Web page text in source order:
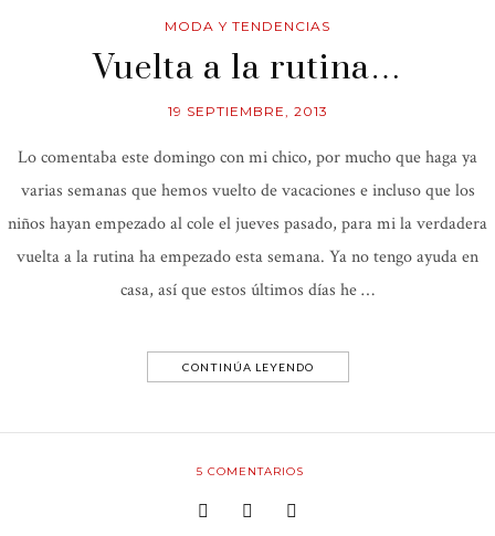
MODA Y TENDENCIAS
Vuelta a la rutina…
19 SEPTIEMBRE, 2013
Lo comentaba este domingo con mi chico, por mucho que haga ya
varias semanas que hemos vuelto de vacaciones e incluso que los
niños hayan empezado al cole el jueves pasado, para mi la verdadera
vuelta a la rutina ha empezado esta semana. Ya no tengo ayuda en
casa, así que estos últimos días he …
CONTINÚA LEYENDO
5 COMENTARIOS